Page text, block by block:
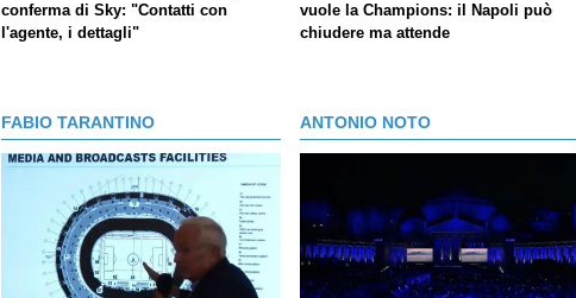
conferma di Sky: "Contatti con
l'agente, i dettagli"
vuole la Champions: il Napoli può
chiudere ma attende
FABIO TARANTINO ANTONIO NOTO